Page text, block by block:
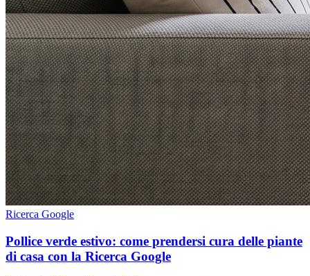
Ricerca Google
Pollice verde estivo: come prendersi cura delle piante
di casa con la Ricerca Google